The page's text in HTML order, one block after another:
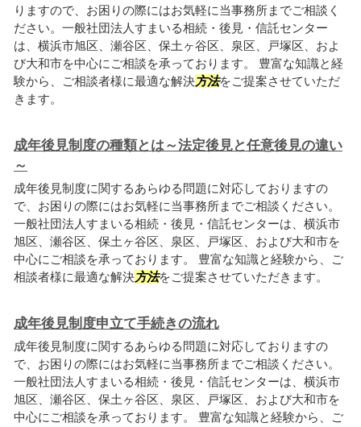
りますので、お困りの際にはお気軽に当事務所までご相談く
ださい。一般社団法人すまいる相続・後見・信託センター
は、横浜市旭区、瀬谷区、保土ヶ谷区、泉区、戸塚区、およ
び大和市を中心にご相談を承っております。 豊富な知識と経
験から、ご相談者様に最適な解決方法をご提案させていただ
きます。
成年後見制度の種類とは～法定後見と任意後見の違い
～
成年後見制度に関するあらゆる問題に対応しておりますの
で、お困りの際にはお気軽に当事務所までご相談ください。
一般社団法人すまいる相続・後見・信託センターは、横浜市
旭区、瀬谷区、保土ヶ谷区、泉区、戸塚区、および大和市を
中心にご相談を承っております。 豊富な知識と経験から、ご
相談者様に最適な解決方法をご提案させていただきます。
成年後見制度申立て手続きの流れ
成年後見制度に関するあらゆる問題に対応しておりますの
で、お困りの際にはお気軽に当事務所までご相談ください。
一般社団法人すまいる相続・後見・信託センターは、横浜市
旭区、瀬谷区、保土ヶ谷区、泉区、戸塚区、および大和市を
中心にご相談を承っております。 豊富な知識と経験から、ご